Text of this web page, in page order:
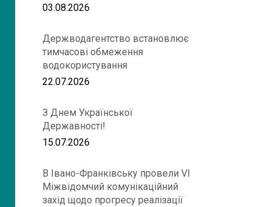
03.08.2026
Держводагентство встановлює
тимчасові обмеження
водокористування
22.07.2026
З Днем Української
Державності!
15.07.2026
В Івано-Франківську провели VІ
Міжвідомчий комунікаційний
захід щодо прогресу реалізації